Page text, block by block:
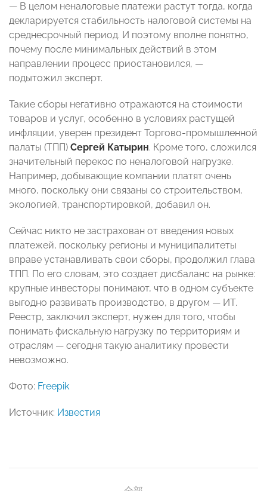
— В целом неналоговые платежи растут тогда, когда
декларируется стабильность налоговой системы на
среднесрочный период. И поэтому вполне понятно,
почему после минимальных действий в этом
направлении процесс приостановился, —
подытожил эксперт.
Такие сборы негативно отражаются на стоимости
товаров и услуг, особенно в условиях растущей
инфляции, уверен президент Торгово-промышленной
палаты (ТПП) Сергей Катырин. Кроме того, сложился
значительный перекос по неналоговой нагрузке.
Например, добывающие компании платят очень
много, поскольку они связаны со строительством,
экологией, транспортировкой, добавил он.
Сейчас никто не застрахован от введения новых
платежей, поскольку регионы и муниципалитеты
вправе устанавливать свои сборы, продолжил глава
ТПП. По его словам, это создает дисбаланс на рынке:
крупные инвесторы понимают, что в одном субъекте
выгодно развивать производство, в другом — ИТ.
Реестр, заключил эксперт, нужен для того, чтобы
понимать фискальную нагрузку по территориям и
отраслям — сегодня такую аналитику провести
невозможно.
Фото: Freepik
Источник: Известия